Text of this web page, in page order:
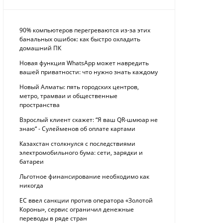
90% компьютеров перегреваются из-за этих
банальных ошибок: как быстро охладить
домашний ПК
Новая функция WhatsApp может навредить
вашей приватности: что нужно знать каждому
Новый Алматы: пять городских центров,
метро, трамваи и общественные
пространства
Взрослый клиент скажет: “Я ваш QR-шмюар не
знаю“ - Сулейменов об оплате картами
Казахстан столкнулся с последствиями
электромобильного бума: сети, зарядки и
батареи
Льготное финансирование необходимо как
никогда
ЕС ввел санкции против оператора «Золотой
Короны», сервис ограничил денежные
переводы в ряде стран